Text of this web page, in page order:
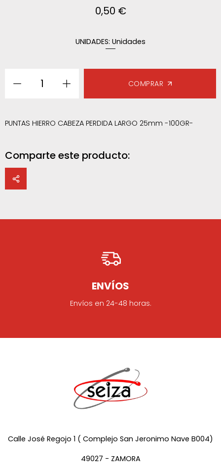
0,50 €
UNIDADES: Unidades
1 COMPRAR
PUNTAS HIERRO CABEZA PERDIDA LARGO 25mm -100GR-
Comparte este producto:
ENVÍOS
Envíos en 24-48 horas.
Calle José Regojo 1 ( Complejo San Jeronimo Nave B004)
49027 - ZAMORA